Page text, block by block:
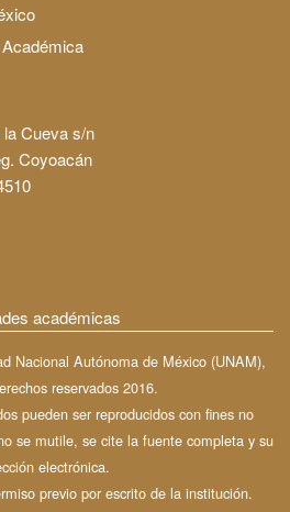
Cueva s/n
Coyoacán
académicas
Nacional Autónoma de México (UNAM),
reservados 2016.
pueden ser reproducidos con fines no
se mutile, se cite la fuente completa y su
electrónica.
previo por escrito de la institución.